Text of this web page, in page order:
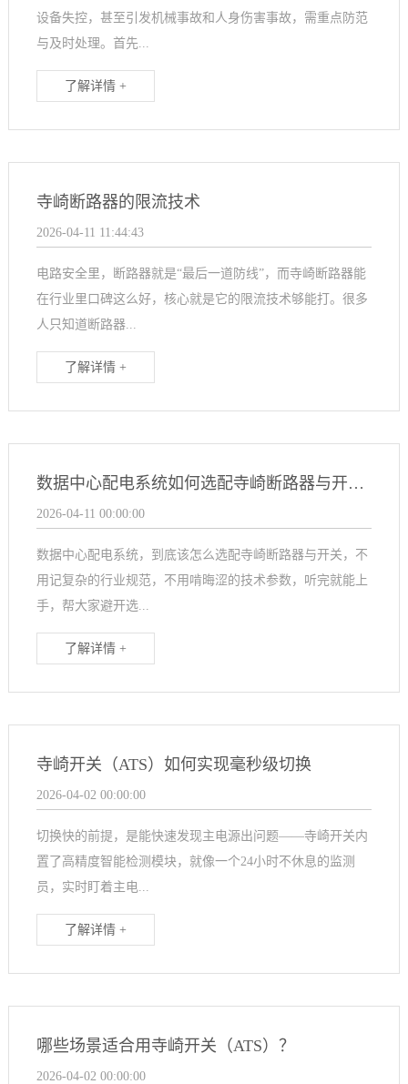
设备失控，甚至引发机械事故和人身伤害事故，需重点防范
与及时处理。首先...
了解详情 +
寺崎断路器的限流技术
2026-04-11 11:44:43
电路安全里，断路器就是“最后一道防线”，而寺崎断路器能
在行业里口碑这么好，核心就是它的限流技术够能打。很多
人只知道断路器...
了解详情 +
数据中心配电系统如何选配寺崎断路器与开关？
2026-04-11 00:00:00
数据中心配电系统，到底该怎么选配寺崎断路器与开关，不
用记复杂的行业规范，不用啃晦涩的技术参数，听完就能上
手，帮大家避开选...
了解详情 +
寺崎开关（ATS）如何实现毫秒级切换
2026-04-02 00:00:00
切换快的前提，是能快速发现主电源出问题——寺崎开关内
置了高精度智能检测模块，就像一个24小时不休息的监测
员，实时盯着主电...
了解详情 +
哪些场景适合用寺崎开关（ATS）？
2026-04-02 00:00:00